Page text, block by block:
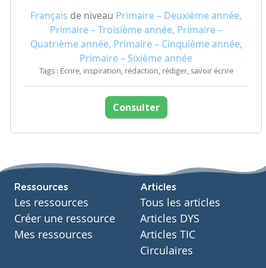
Français de niveau Primaire – Deuxième année,
Primaire – Troisième année, Primaire –
Quatrième année, Primaire – Cinquième année,
Primaire – Sixième année
Tags : Ecrire, inspiration, rédaction, rédiger, savoir écrire
Consulter
Ressources
Les ressources
Créer une ressource
Mes ressources
Articles
Tous les articles
Articles DYS
Articles TIC
Circulaires